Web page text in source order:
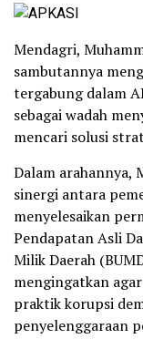
Mendagri,
sambutannya
tergabung dalam
sebagai wadah
mencari solusi
Dalam arahannya,
sinergi antara
menyelesaikan
Pendapatan Asli
Milik Daerah
mengingatkan
praktik korupsi
penyelenggaraan